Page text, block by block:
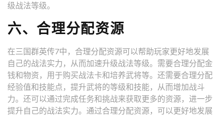
级战法等级。
六、合理分配资源
在三国群英传7中，合理分配资源可以帮助玩家更好地发展
自己的战法实力，从而加速升级战法等级。需要合理分配金
钱和物资，用于购买战法卡和培养武将等。还需要合理分配
经验值和技能点，提升武将的等级和技能，从而增加战斗
力。还可以通过完成任务和挑战来获取更多的资源，进一步
提升自己的战法实力。通过合理分配资源，可以更好地发展